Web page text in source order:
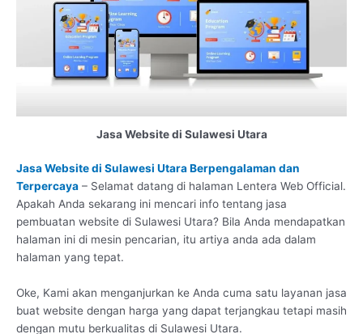
Jasa Website di Sulawesi Utara
Jasa Website di Sulawesi Utara Berpengalaman dan
Terpercaya – Selamat datang di halaman Lentera Web Official.
Apakah Anda sekarang ini mencari info tentang jasa
pembuatan website di Sulawesi Utara? Bila Anda mendapatkan
halaman ini di mesin pencarian, itu artiya anda ada dalam
halaman yang tepat.
Oke, Kami akan menganjurkan ke Anda cuma satu layanan jasa
buat website dengan harga yang dapat terjangkau tetapi masih
dengan mutu berkualitas di Sulawesi Utara.